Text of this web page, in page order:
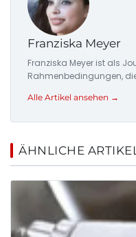
Franziska Meyer
Franziska Meyer ist als
Rahmenbedingungen,
Alle Artikel ansehen →
ÄHNLICHE ARTIKEL